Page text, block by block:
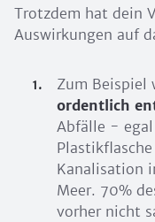
Trotzdem hat dein
Auswirkungen auf
Zum Beispiel
ordentlich
Abfälle -
Kanalisation
Meer. 70%
vorher nicht